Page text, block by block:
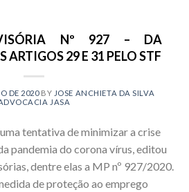
Nº 927 – DA
ARTIGOS 29 E 31 PELO STF
DE 2020BY JOSE ANCHIETA DA SILVA
JASA
tentativa de minimizar a crise
pandemia do corona vírus, editou
dentre elas a MP nº 927/2020.
de proteção ao emprego